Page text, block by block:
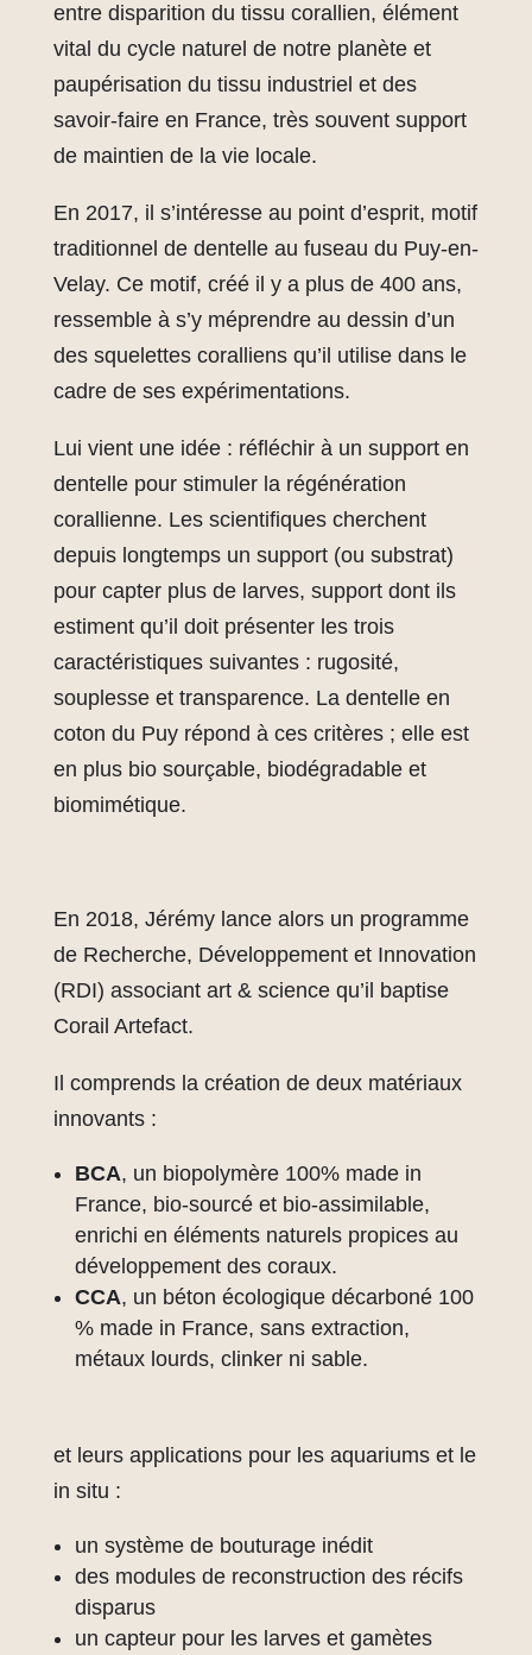
entre disparition du tissu corallien, élément
vital du cycle naturel de notre planète et
paupérisation du tissu industriel et des
savoir-faire en France, très souvent support
de maintien de la vie locale.
En 2017, il s’intéresse au point d’esprit, motif
traditionnel de dentelle au fuseau du Puy-en-
Velay. Ce motif, créé il y a plus de 400 ans,
ressemble à s’y méprendre au dessin d’un
des squelettes coralliens qu’il utilise dans le
cadre de ses expérimentations.
Lui vient une idée : réfléchir à un support en
dentelle pour stimuler la régénération
corallienne. Les scientifiques cherchent
depuis longtemps un support (ou substrat)
pour capter plus de larves, support dont ils
estiment qu’il doit présenter les trois
caractéristiques suivantes : rugosité,
souplesse et transparence. La dentelle en
coton du Puy répond à ces critères ; elle est
en plus bio sourçable, biodégradable et
biomimétique.
En 2018, Jérémy lance alors un programme
de Recherche, Développement et Innovation
(RDI) associant art & science qu’il baptise
Corail Artefact.
Il comprends la création de deux matériaux
innovants :
BCA, un biopolymère 100% made in
France, bio-sourcé et bio-assimilable,
enrichi en éléments naturels propices au
développement des coraux.
CCA, un béton écologique décarboné 100
% made in France, sans extraction,
métaux lourds, clinker ni sable.
et leurs applications pour les aquariums et le
in situ :
un système de bouturage inédit
des modules de reconstruction des récifs
disparus
un capteur pour les larves et gamètes